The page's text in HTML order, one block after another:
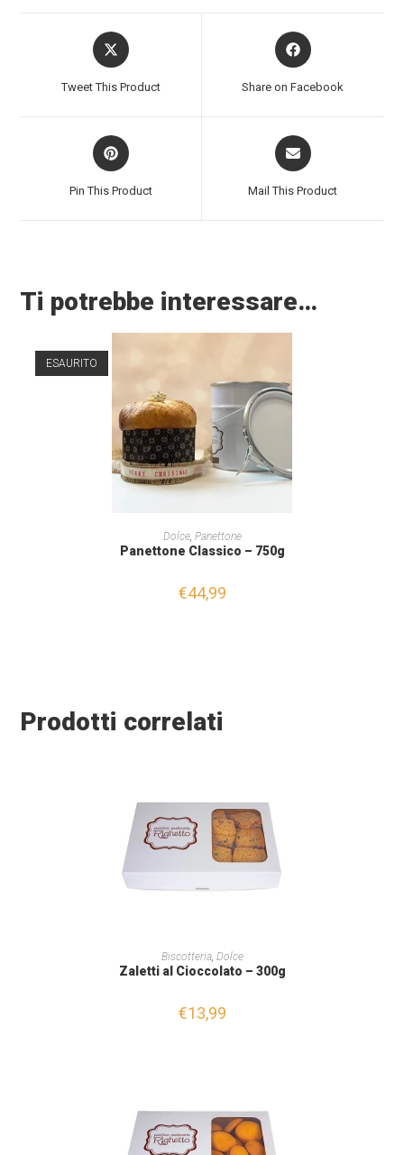
Tweet This Product Share on Facebook
Pin This Product Mail This Product
Ti potrebbe interessare…
ESAURITO
LEGGI TUTTO
Dolce, Panettone
Panettone Classico – 750g
€44,99
Prodotti correlati
AGGIUNGI AL CARRELLO
Biscotteria, Dolce
Zaletti al Cioccolato – 300g
€13,99